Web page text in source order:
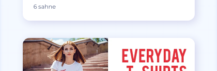
6 sahne